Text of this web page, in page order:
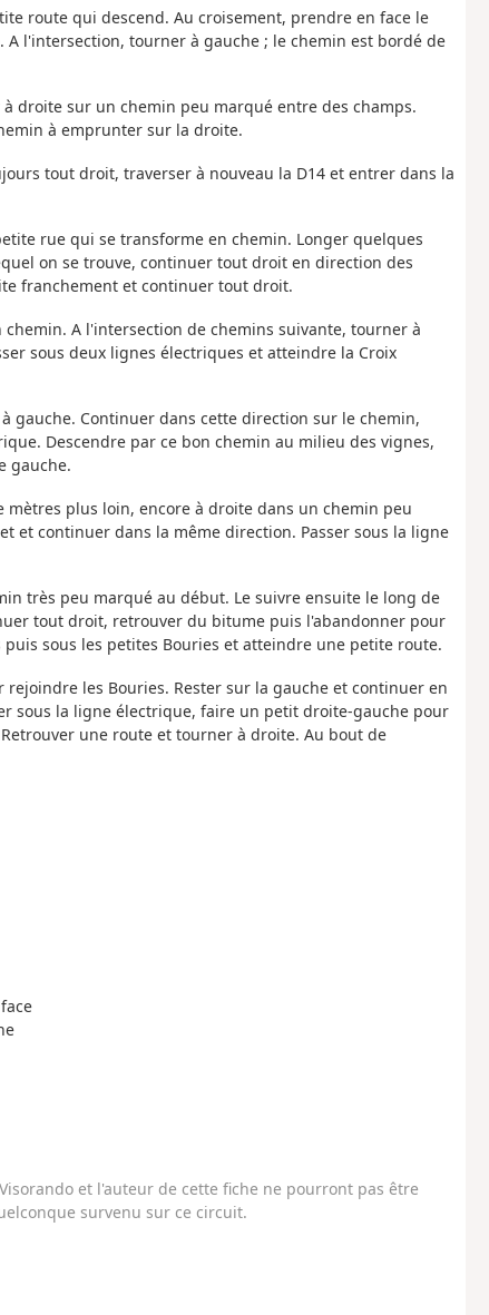
route qui descend. Au croisement, prendre en face le
l'intersection, tourner à gauche ; le chemin est bordé de
droite sur un chemin peu marqué entre des champs.
à emprunter sur la droite.
tout droit, traverser à nouveau la D14 et entrer dans la
rue qui se transforme en chemin. Longer quelques
on se trouve, continuer tout droit en direction des
franchement et continuer tout droit.
A l'intersection de chemins suivante, tourner à
sous deux lignes électriques et atteindre la Croix
gauche. Continuer dans cette direction sur le chemin,
Descendre par ce bon chemin au milieu des vignes,
gauche.
plus loin, encore à droite dans un chemin peu
et continuer dans la même direction. Passer sous la ligne
très peu marqué au début. Le suivre ensuite le long de
tout droit, retrouver du bitume puis l'abandonner pour
sous les petites Bouries et atteindre une petite route.
les Bouries. Rester sur la gauche et continuer en
sous la ligne électrique, faire un petit droite-gauche pour
une route et tourner à droite. Au bout de
et l'auteur de cette fiche ne pourront pas être
survenu sur ce circuit.